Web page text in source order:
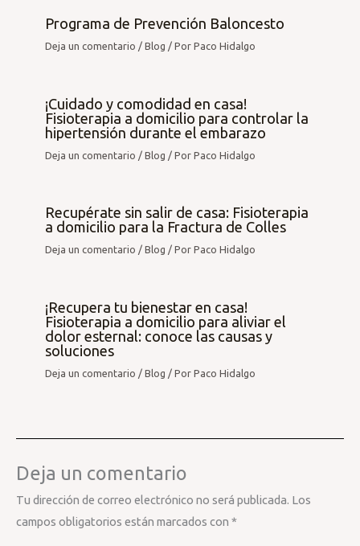
Programa de Prevención Baloncesto
Deja un comentario /Blog / PorPaco Hidalgo
¡Cuidado y comodidad en casa!
Fisioterapia a domicilio para controlar la
hipertensión durante el embarazo
Deja un comentario /Blog / PorPaco Hidalgo
Recupérate sin salir de casa: Fisioterapia
a domicilio para la Fractura de Colles
Deja un comentario /Blog / PorPaco Hidalgo
¡Recupera tu bienestar en casa!
Fisioterapia a domicilio para aliviar el
dolor esternal: conoce las causas y
soluciones
Deja un comentario /Blog / PorPaco Hidalgo
Deja un comentario
Tu dirección de correo electrónico no será publicada. Los
campos obligatorios están marcados con *